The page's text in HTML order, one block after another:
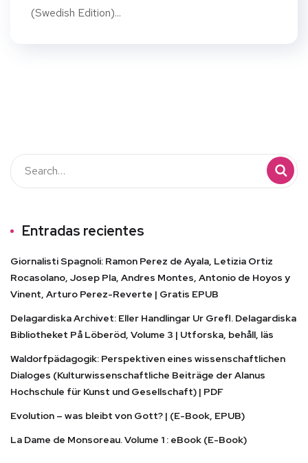
(Swedish Edition)...
Entradas recientes
Giornalisti Spagnoli: Ramon Perez de Ayala, Letizia Ortiz
Rocasolano, Josep Pla, Andres Montes, Antonio de Hoyos y
Vinent, Arturo Perez-Reverte | Gratis EPUB
Delagardiska Archivet: Eller Handlingar Ur Grefl. Delagardiska
Bibliotheket På Löberöd, Volume 3 | Utforska, behåll, läs
Waldorfpädagogik: Perspektiven eines wissenschaftlichen
Dialoges (Kulturwissenschaftliche Beiträge der Alanus
Hochschule für Kunst und Gesellschaft) | PDF
Evolution – was bleibt von Gott? | (E-Book, EPUB)
La Dame de Monsoreau. Volume 1 : eBook (E-Book)